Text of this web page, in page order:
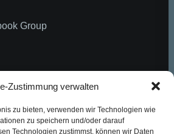
Zustimmung verwalten
zu bieten, verwenden wir Technologien wie
zu speichern und/oder darauf
Technologien zustimmst, können wir Daten
Group